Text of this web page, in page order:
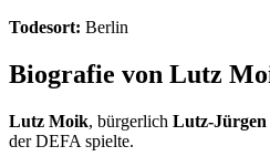
Todesort: Berlin
Biografie von Lutz
Lutz Moik, bürgerlich Lutz-
der DEFA spielte.